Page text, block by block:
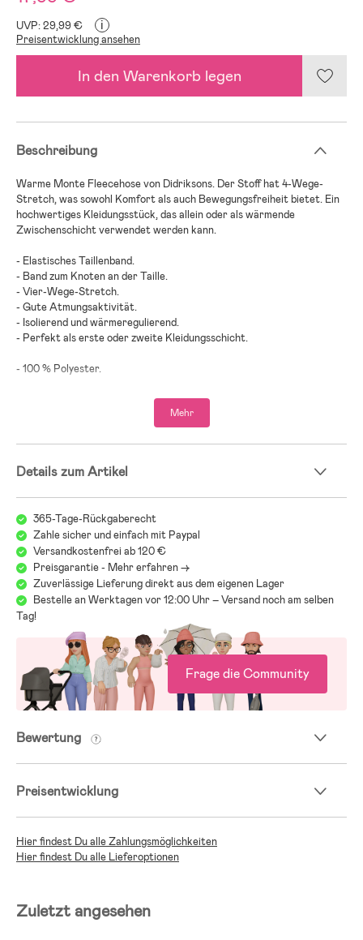
UVP: 29,99 € i
Preisentwicklung ansehen
In den Warenkorb legen
Beschreibung
Warme Monte Fleecehose von Didriksons. Der Stoff hat 4-Wege-
Stretch, was sowohl Komfort als auch Bewegungsfreiheit bietet. Ein
hochwertiges Kleidungsstück, das allein oder als wärmende
Zwischenschicht verwendet werden kann.
- Elastisches Taillenband.
- Band zum Knoten an der Taille.
- Vier-Wege-Stretch.
- Gute Atmungsaktivität.
- Isolierend und wärmeregulierend.
- Perfekt als erste oder zweite Kleidungsschicht.
- 100 % Polyester.
Mehr
Details zum Artikel
365-Tage-Rückgaberecht
Zahle sicher und einfach mit Paypal
Versandkostenfrei ab 120 €
Preisgarantie - Mehr erfahren ->
Zuverlässige Lieferung direkt aus dem eigenen Lager
Bestelle an Werktagen vor 12:00 Uhr – Versand noch am selben
Tag!
Frage die Community
Bewertung
Preisentwicklung
Hier findest Du alle Zahlungsmöglichkeiten
Hier findest Du alle Lieferoptionen
Zuletzt angesehen